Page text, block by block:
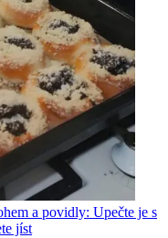
a povidly: Upečte je s
jíst